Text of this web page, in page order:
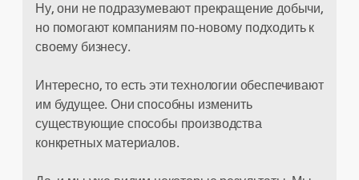
Ну, они не подразумевают прекращение добычи,
но помогают компаниям по-новому подходить к
своему бизнесу.
Интересно, то есть эти технологии обеспечивают
им будущее. Они способны изменить
существующие способы производства
конкретных материалов.